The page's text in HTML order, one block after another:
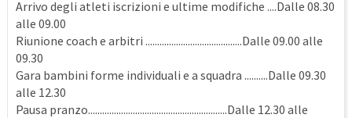
Arrivo degli atleti iscrizioni e ultime modifiche ....Dalle 08.30
alle 09.00
Riunione coach e arbitri .........................................Dalle 09.00 alle
09.30
Gara bambini forme individuali e a squadra ..........Dalle 09.30
alle 12.30
Pausa pranzo...........................................................Dalle 12.30 alle